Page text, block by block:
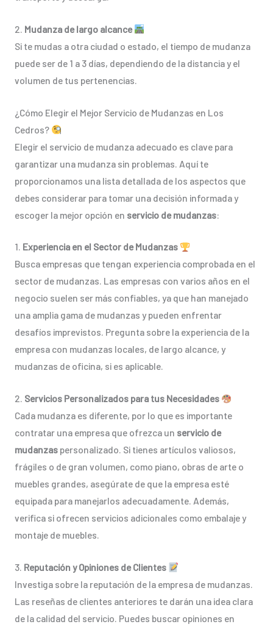
2. Mudanza de largo alcance
Si te mudas a otra ciudad o estado, el tiempo de mudanza
puede ser de 1 a 3 días, dependiendo de la distancia y el
volumen de tus pertenencias.
¿Cómo Elegir el Mejor Servicio de Mudanzas en Los
Cedros?
Elegir el servicio de mudanza adecuado es clave para
garantizar una mudanza sin problemas. Aquí te
proporcionamos una lista detallada de los aspectos que
debes considerar para tomar una decisión informada y
escoger la mejor opción en servicio de mudanzas:
1. Experiencia en el Sector de Mudanzas
Busca empresas que tengan experiencia comprobada en el
sector de mudanzas. Las empresas con varios años en el
negocio suelen ser más confiables, ya que han manejado
una amplia gama de mudanzas y pueden enfrentar
desafíos imprevistos. Pregunta sobre la experiencia de la
empresa con mudanzas locales, de largo alcance, y
mudanzas de oficina, si es aplicable.
2. Servicios Personalizados para tus Necesidades
Cada mudanza es diferente, por lo que es importante
contratar una empresa que ofrezca un servicio de
mudanzaspersonalizado. Si tienes artículos valiosos,
frágiles o de gran volumen, como piano, obras de arte o
muebles grandes, asegúrate de que la empresa esté
equipada para manejarlos adecuadamente. Además,
verifica si ofrecen servicios adicionales como embalaje y
montaje de muebles.
3. Reputación y Opiniones de Clientes
Investiga sobre la reputación de la empresa de mudanzas.
Las reseñas de clientes anteriores te darán una idea clara
de la calidad del servicio. Puedes buscar opiniones en